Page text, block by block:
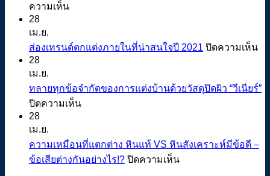
ผนัง
ความเห็นบน
เดีย
แพทเทิร์น
สำหรับ
แผ่น
หิน
28
เม.ย.
ส่องเทรนด์ตกแต่งภายในที่น่าสนใจปี 2021 ปิดความเห็นบน
ร
น่า
28
เม.ย.
ทลายทุกข้อจำกัดของการแต่งบ้านด้วยวัสดุปิดผิว “วีเนียร์”
ปิดความเห็นบน
ข้อ
จำกัด
28
เม.ย.
ความเหมือนที่แตกต่าง หินแท้ VS หินสังเคราะห์มีข้อดี –
ข้อเสียต่างกันอย่างไร!? ปิดความเห็นบน